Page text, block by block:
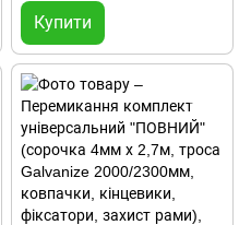
Купити